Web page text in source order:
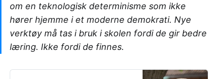
om en teknologisk determinisme som ikke
hører hjemme i et moderne demokrati. Nye
verktøy må tas i bruk i skolen fordi de gir bedre
læring. Ikke fordi de finnes.